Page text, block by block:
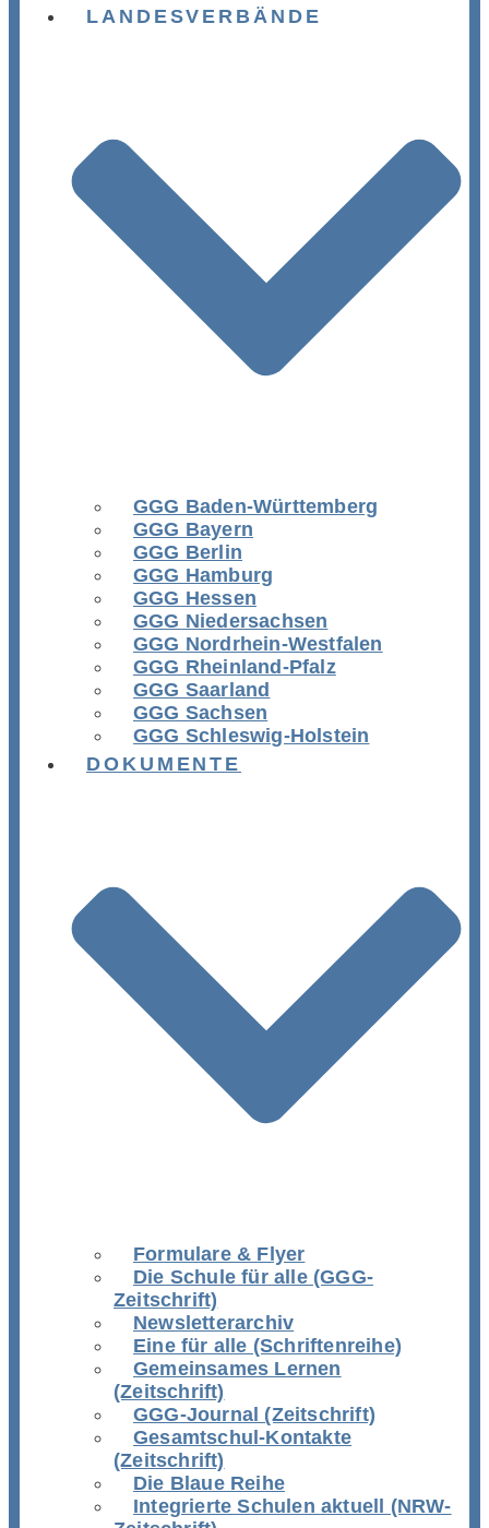
LANDESVERBÄNDE
GGG Baden-Württemberg
GGG Bayern
GGG Berlin
GGG Hamburg
GGG Hessen
GGG Niedersachsen
GGG Nordrhein-Westfalen
GGG Rheinland-Pfalz
GGG Saarland
GGG Sachsen
GGG Schleswig-Holstein
DOKUMENTE
Formulare & Flyer
Die Schule für alle (GGG-
Zeitschrift)
Newsletterarchiv
Eine für alle (Schriftenreihe)
Gemeinsames Lernen
(Zeitschrift)
GGG-Journal (Zeitschrift)
Gesamtschul-Kontakte
(Zeitschrift)
Die Blaue Reihe
Integrierte Schulen aktuell (NRW-